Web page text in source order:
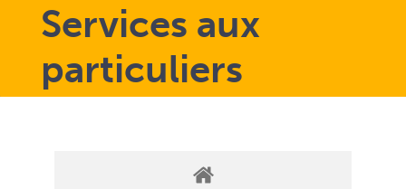
Services aux
particuliers